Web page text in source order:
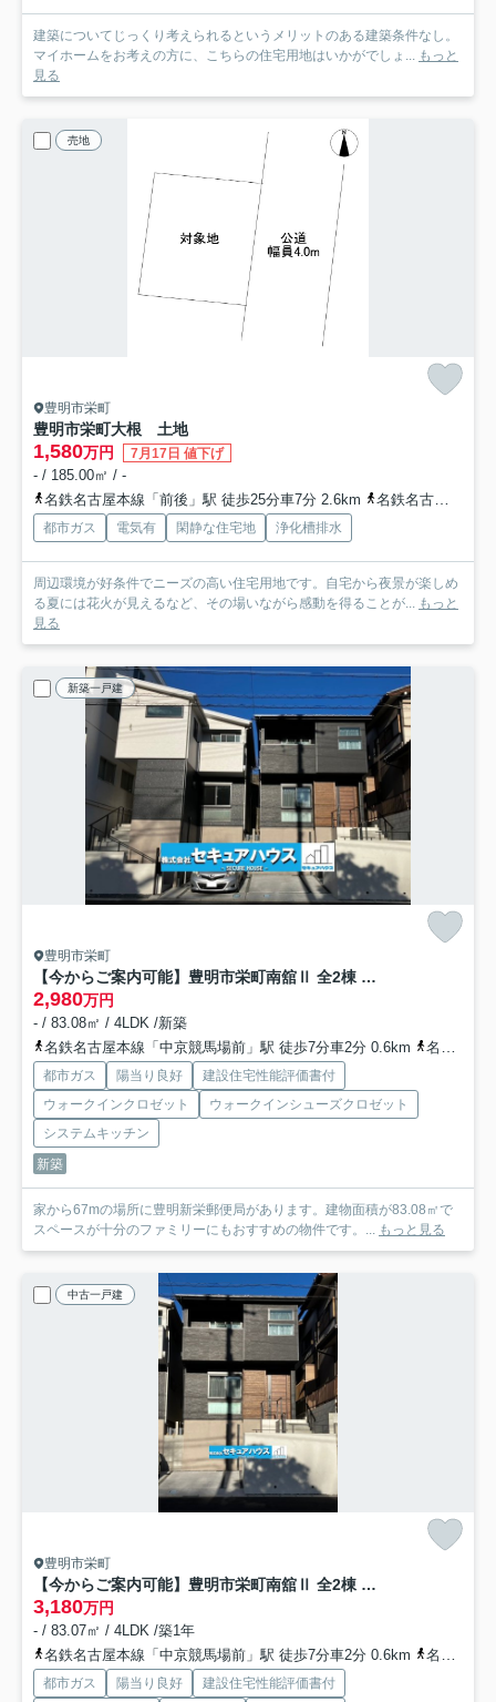
建築についてじっくり考えられるというメリットのある建築条件なし。
マイホームをお考えの方に、こちらの住宅用地はいかがでしょ... もっと
見る
売地
豊明市栄町
豊明市栄町大根 土地
1,580万円 7月17日 値下げ
- / 185.00㎡ / -
名鉄名古屋本線「前後」駅 徒歩25分車7分 2.6km
名鉄名古屋本線「中京競馬場前」駅 徒歩30分車7分 2.6km
都市ガス 電気有 閑静な住宅地 浄化槽排水
周辺環境が好条件でニーズの高い住宅用地です。自宅から夜景が楽しめ
る夏には花火が見えるなど、その場いながら感動を得ることが... もっと
見る
新築一戸建
豊明市栄町
【今からご案内可能】豊明市栄町南舘Ⅱ 全2棟 B棟
2,980万円
- / 83.08㎡ / 4LDK /新築
名鉄名古屋本線「中京競馬場前」駅 徒歩7分車2分 0.6km
名鉄名古屋本線「前後」駅 徒歩22分車7分 2.2km
都市ガス 陽当り良好
建設住宅性能評価書付
ウォークインクロゼット
ウォークインシューズクロゼット
システムキッチン
新築
家から67mの場所に豊明新栄郵便局があります。建物面積が83.08㎡で
スペースが十分のファミリーにもおすすめの物件です。... もっと見る
中古一戸建
豊明市栄町
【今からご案内可能】豊明市栄町南舘Ⅱ 全2棟 A棟
3,180万円
- / 83.07㎡ / 4LDK /築1年
名鉄名古屋本線「中京競馬場前」駅 徒歩7分車2分 0.6km
名鉄名古屋本線「前後」駅 徒歩22分車6分 2.2km
都市ガス 陽当り良好
建設住宅性能評価書付